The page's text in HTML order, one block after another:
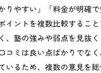
りやすい」「料金が明確
イントを複数比較するこ
、塾の強みや弱点を見抜
コミは良い点ばかりでな
いるため、複数の意見を